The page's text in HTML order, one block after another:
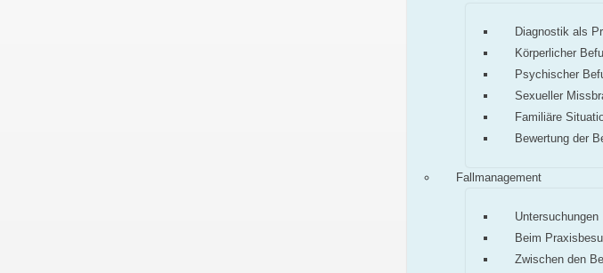
Diagnostik als
Körperlicher
Psychischer
Sexueller
Familiäre
Bewertung der
Fallmanagement
Untersuchungen
Beim
Zwischen den